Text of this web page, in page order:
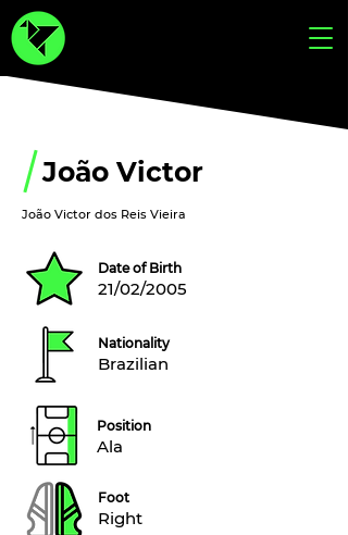
João Victor
João Victor dos Reis Vieira
Date of Birth
21/02/2005
Nationality
Brazilian
Position
Ala
Foot
Right